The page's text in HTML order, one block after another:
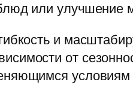
или улучшение
и
от